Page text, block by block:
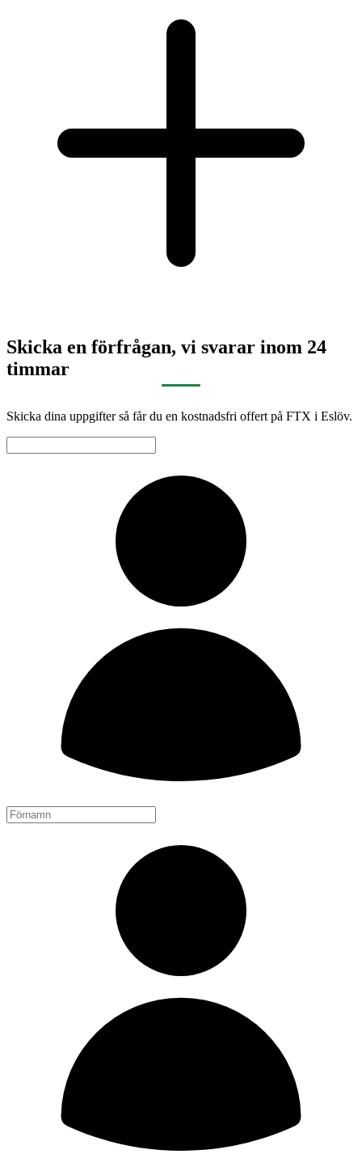
Skicka en förfrågan, vi svarar inom 24
timmar
Skicka dina uppgifter så får du en kostnadsfri offert på FTX i Eslöv.